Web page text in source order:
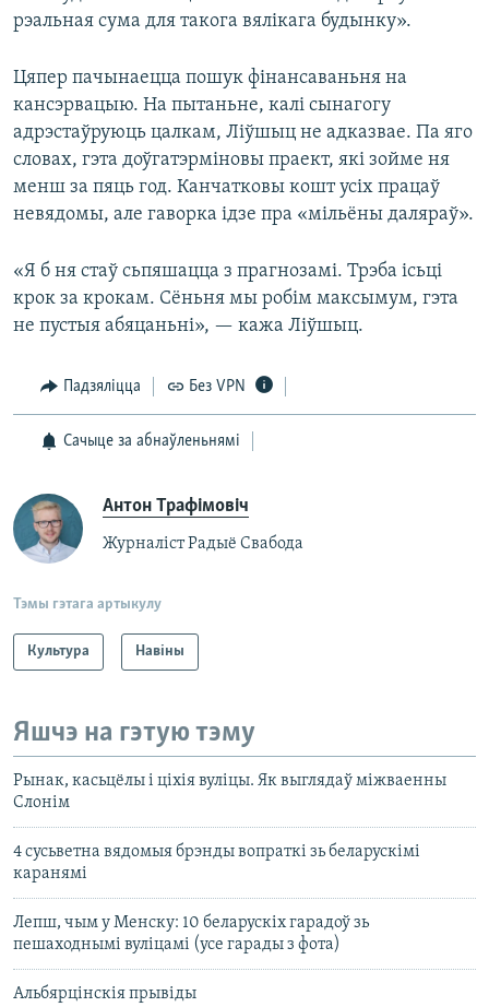
рэальная сума для такога вялікага будынку».
Цяпер пачынаецца пошук фінансаваньня на
кансэрвацыю. На пытаньне, калі сынагогу
адрэстаўруюць цалкам, Ліўшыц не адказвае. Па яго
словах, гэта доўгатэрміновы праект, які зойме ня
менш за пяць год. Канчатковы кошт усіх працаў
невядомы, але гаворка ідзе пра «мільёны даляраў».
«Я б ня стаў сьпяшацца з прагнозамі. Трэба ісьці
крок за крокам. Сёньня мы робім максымум, гэта
не пустыя абяцаньні», — кажа Ліўшыц.
Падзяліцца Без VPN
Сачыце за абнаўленьнямі
Антон Трафімовіч
Журналіст Радыё Свабода
Тэмы гэтага артыкулу
Культура Навіны
Яшчэ на гэтую тэму
Рынак, касьцёлы і ціхія вуліцы. Як выглядаў міжваенны
Слонім
4 сусьветна вядомыя брэнды вопраткі зь беларускімі
каранямі
Лепш, чым у Менску: 10 беларускіх гарадоў зь
пешаходнымі вуліцамі (усе гарады з фота)
Альбярцінскія прывіды